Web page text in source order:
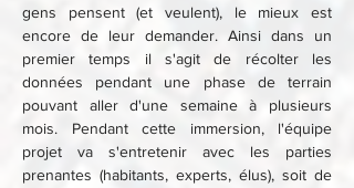
gens pensent (et veulent), le mieux est
encore de leur demander. Ainsi dans un
premier temps il s'agit de récolter les
données pendant une phase de terrain
pouvant aller d'une semaine à plusieurs
mois. Pendant cette immersion, l'équipe
projet va s'entretenir avec les parties
prenantes (habitants, experts, élus), soit de